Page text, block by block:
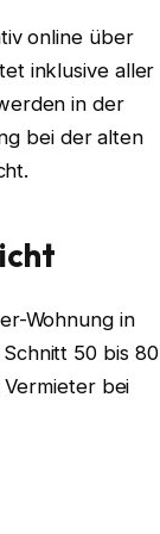
online über
inklusive aller
in der
bei der alten
Wohnung in
50 bis 80
bei